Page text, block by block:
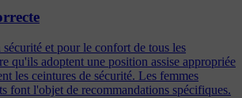
sécurité et pour le confort de tous les
qu'ils adoptent une position assise appropriée
les ceintures de sécurité. Les femmes
font l'objet de recommandations spécifiques.